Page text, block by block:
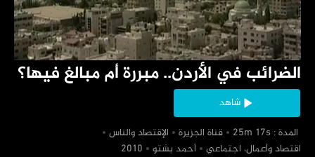
‏الضرائب في الأردن.. مبررة أم مبالغ فيها؟
شاهد
‏ المدة : 25m 17s
‏قناة الجزيرة
‏الإقتصاد والناس
‏اقتصاد وأعمال، اجتماعي
‏أحمد بشتو